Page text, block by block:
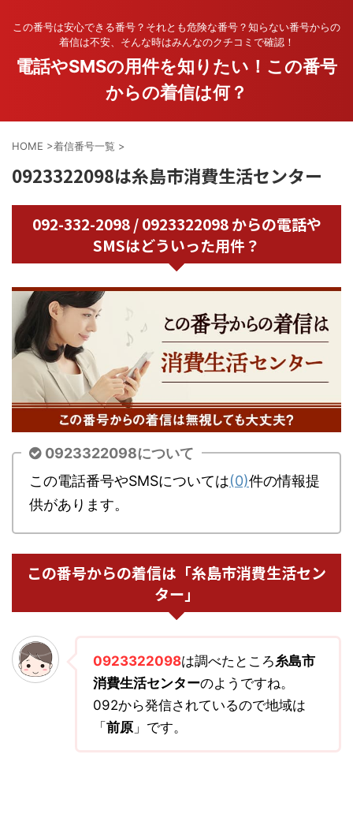
この番号は安心できる番号？それとも危険な番号？知らない番号からの
着信は不安、そんな時はみんなのクチコミで確認！
電話やSMSの用件を知りたい！この番号
からの着信は何？
HOME >着信番号一覧 >
0923322098は糸島市消費生活センター
092-332-2098 / 0923322098 からの電話や
SMSはどういった用件？
0923322098について
この電話番号やSMSについては(0)件の情報提
供があります。
この番号からの着信は「糸島市消費生活セン
ター」
0923322098は調べたところ糸島市
消費生活センターのようですね。
092から発信されているので地域は
「 前原 」です。